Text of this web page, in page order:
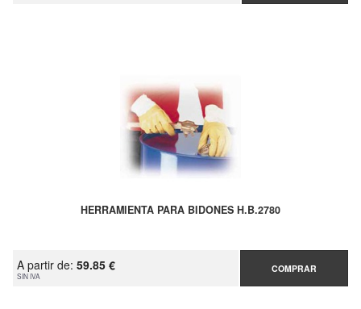
HERRAMIENTA PARA BIDONES H.B.2780
A partir de: 59.85 €
SIN IVA
COMPRAR